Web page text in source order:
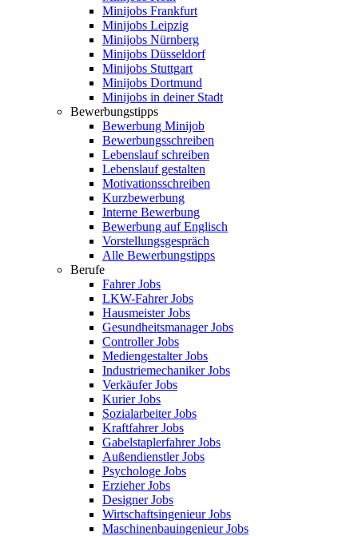
Minijobs Frankfurt
Minijobs Leipzig
Minijobs Nürnberg
Minijobs Düsseldorf
Minijobs Stuttgart
Minijobs Dortmund
Minijobs in deiner Stadt
Bewerbungstipps
Bewerbung Minijob
Bewerbungsschreiben
Lebenslauf schreiben
Lebenslauf gestalten
Motivationsschreiben
Kurzbewerbung
Interne Bewerbung
Bewerbung auf Englisch
Vorstellungsgespräch
Alle Bewerbungstipps
Berufe
Fahrer Jobs
LKW-Fahrer Jobs
Hausmeister Jobs
Gesundheitsmanager Jobs
Controller Jobs
Mediengestalter Jobs
Industriemechaniker Jobs
Verkäufer Jobs
Kurier Jobs
Sozialarbeiter Jobs
Kraftfahrer Jobs
Gabelstaplerfahrer Jobs
Außendienstler Jobs
Psychologe Jobs
Erzieher Jobs
Designer Jobs
Wirtschaftsingenieur Jobs
Maschinenbauingenieur Jobs